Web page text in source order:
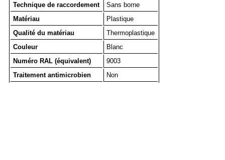
Technique de raccordement
Sans borne
Matériau
Plastique
Qualité du matériau
Thermoplastique
Couleur
Blanc
Numéro RAL (équivalent)
9003
Traitement antimicrobien
Non